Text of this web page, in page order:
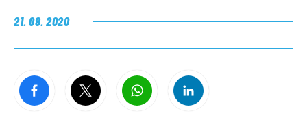
21. 09. 2020